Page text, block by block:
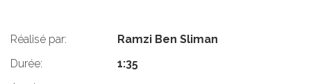
Réalisé par:
Ramzi Ben Sliman
Durée:
1:35